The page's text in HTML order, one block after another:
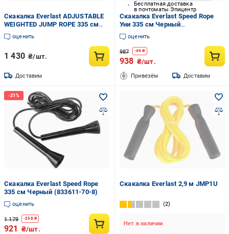
Скакалка Everlast ADJUSTABLE
WEIGHTED JUMP ROPE 335 см
Красно-черный (P00002708)
оценить
1 430 ₴/шт.
Доставим
Бесплатная доставка
в почтоматы Эпицентр
Скакалка Everlast Speed ​​Rope
Уни 335 см Черный
(00000025267)
оценить
987 -49 ₴
938 ₴/шт.
Привезём Доставим
Скакалка Everlast Speed Rope
335 см Черный (833611-70-8)
оценить
1 179 -258₴
921 ₴/шт.
Скакалка Everlast 2,9 м JMP1U
2
Нет в наличии